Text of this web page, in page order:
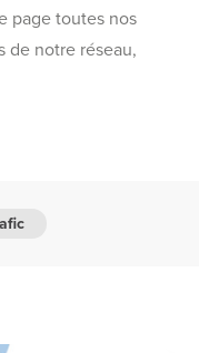
page toutes nos
de notre réseau,